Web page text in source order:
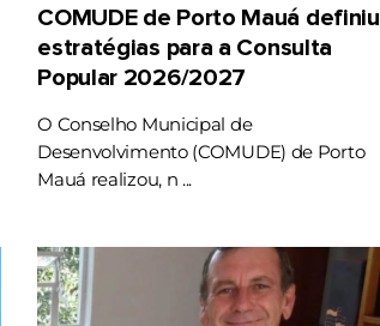
COMUDE de Porto Mauá definiu
estratégias para a Consulta
Popular 2026/2027
O Conselho Municipal de
Desenvolvimento (COMUDE) de Porto
Mauá realizou, n ...